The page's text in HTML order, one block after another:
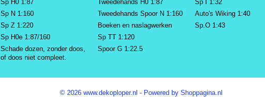
Sp H0 1:87
Sp N 1:160
Sp Z 1:220
Sp H0e 1:87/160
Schade dozen, zonder doos,
of doos niet compleet.
Tweedehands H0 1:87
Tweedehands Spoor N 1:160
Boeken en naslagwerken
Sp TT 1:120
Spoor G 1:22.5
Sp I 1:32
Auto's Wiking 1:40
Sp.O 1:43
© 2026 www.dekoploper.nl - Powered by Shoppagina.nl